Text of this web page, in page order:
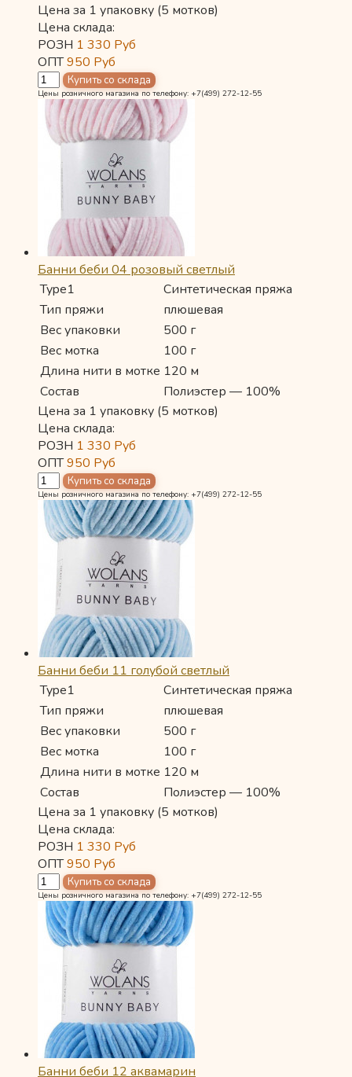
Цена за 1 упаковку (5 мотков)
Цена склада:
РОЗН 1 330 Руб
ОПТ950 Руб
Цены розничного магазина по телефону: +7(499) 272-12-55
Банни беби 04 розовый светлый
Type1
Синтетическая пряжа
Тип пряжи
плюшевая
Вес упаковки
500 г
Вес мотка
100 г
Длина нити в мотке 120 м
Состав
Полиэстер — 100%
Цена за 1 упаковку (5 мотков)
Цена склада:
РОЗН 1 330 Руб
ОПТ950 Руб
Цены розничного магазина по телефону: +7(499) 272-12-55
Банни беби 11 голубой светлый
Type1
Синтетическая пряжа
Тип пряжи
плюшевая
Вес упаковки
500 г
Вес мотка
100 г
Длина нити в мотке 120 м
Состав
Полиэстер — 100%
Цена за 1 упаковку (5 мотков)
Цена склада:
РОЗН 1 330 Руб
ОПТ950 Руб
Цены розничного магазина по телефону: +7(499) 272-12-55
Банни беби 12 аквамарин